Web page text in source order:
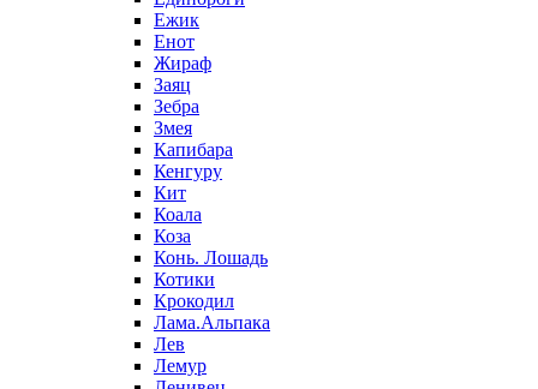
Ежик
Енот
Жираф
Заяц
Зебра
Змея
Капибара
Кенгуру
Кит
Коала
Коза
Конь. Лошадь
Котики
Крокодил
Лама.Альпака
Лев
Лемур